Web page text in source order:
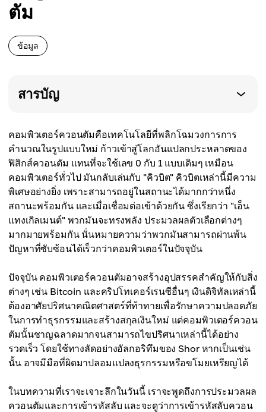
ตัม
ข้อมูล
สารบัญ
คอมพิวเตอร์ควอนตัมคือเทคโนโลยีที่พลิกโฉมวงการการ
คำนวณในรูปแบบใหม่ ก้าวเข้าสู่โลกอันแปลกประหลาดของ
ฟิสิกส์ควอนตัม แทนที่จะใช้เลข 0 กับ 1 แบบเดิมๆ เหมือน
คอมพิวเตอร์ทั่วไป มันกลับเล่นกับ "คิวบิต" คิวบิตเหล่านี้มีความ
พิเศษอย่างยิ่ง เพราะสามารถอยู่ในสถานะได้มากกว่าหนึ่ง
สถานะพร้อมกัน และเมื่อเชื่อมต่อเข้าด้วยกัน ซึ่งเรียกว่า "เอ็น
แทงเกิลเมนต์" พวกมันจะทรงพลัง ประมวลผลตัวเลือกต่างๆ
มากมายพร้อมกัน นั่นหมายความว่าพวกมันสามารถผ่านพ้น
ปัญหาที่ซับซ้อนได้เร็วกว่าคอมพิวเตอร์ในปัจจุบัน
ปัจจุบัน คอมพิวเตอร์ควอนตัมอาจสร้างอุปสรรคสำคัญให้กับสิ่ง
ต่างๆ เช่น Bitcoin และคริปโทเคอร์เรนซีอื่นๆ เงินดิจิทัลเหล่านี้
ต้องอาศัยปริศนาคณิตศาสตร์ที่ท้าทายเพื่อรักษาความปลอดภัย
ในการทำธุรกรรมและสร้างสกุลเงินใหม่ แต่คอมพิวเตอร์ควอน
ตัมนั้นชาญฉลาดมากจนสามารถไขปริศนาเหล่านี้ได้อย่าง
รวดเร็ว โดยใช้ทางลัดอย่างอัลกอริทึมของ Shor หากเป็นเช่น
นั้น อาจมีมือที่ผิดมาปลอมแปลงธุรกรรมหรือขโมยเหรียญได้
ในบทความที่เราจะเจาะลึกในวันนี้ เราจะพูดถึงการประมวลผล
ควอนตัมและการเข้ารหัสลับ และจะดูว่าการเข้ารหัสลับควอน